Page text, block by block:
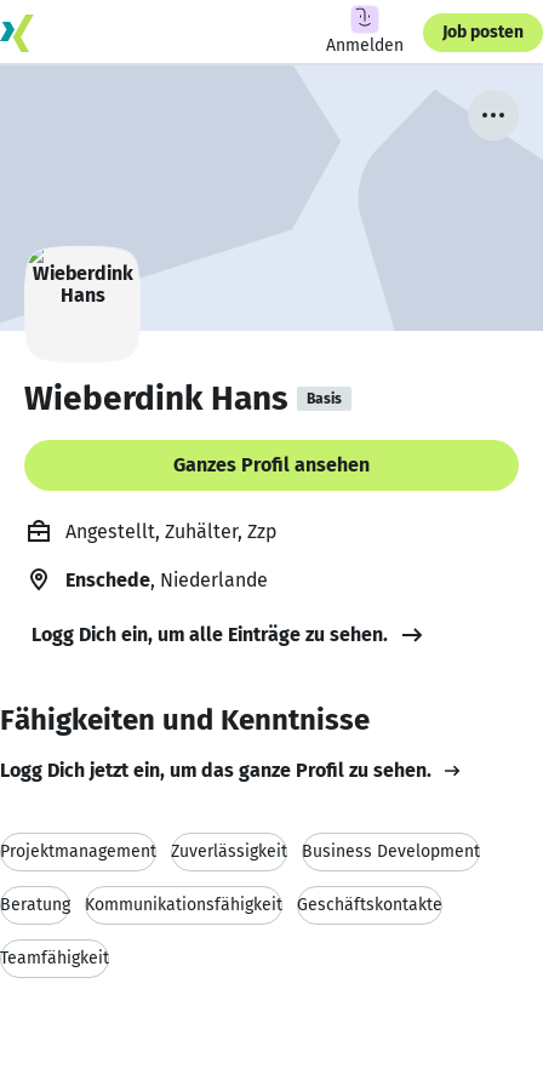
Anmelden
Job posten
Wieberdink Hans Basis
Ganzes Profil ansehen
Angestellt, Zuhälter, Zzp
Enschede, Niederlande
Logg Dich ein, um alle Einträge zu sehen.
Fähigkeiten und Kenntnisse
Logg Dich jetzt ein, um das ganze Profil zu sehen.
Projektmanagement Zuverlässigkeit Business Development
Beratung Kommunikationsfähigkeit Geschäftskontakte
Teamfähigkeit